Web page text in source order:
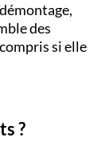
des
si elle
?